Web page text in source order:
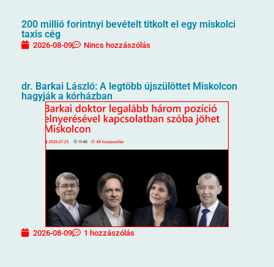
200 millió forintnyi bevételt titkolt el egy miskolci
taxis cég
2026-08-09 Nincs hozzászólás
dr. Barkai László: A legtöbb újszülöttet Miskolcon
hagyják a kórházban
2026-08-09 1 hozzászólás